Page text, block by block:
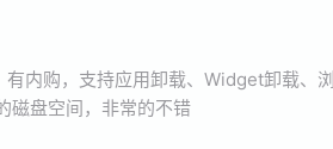
内购，支持应用卸载、Widget卸载、
磁盘空间，非常的不错